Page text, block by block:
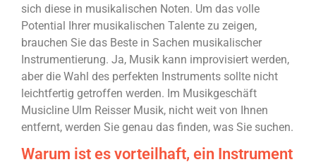
sich diese in musikalischen Noten. Um das volle
Potential Ihrer musikalischen Talente zu zeigen,
brauchen Sie das Beste in Sachen musikalischer
Instrumentierung. Ja, Musik kann improvisiert werden,
aber die Wahl des perfekten Instruments sollte nicht
leichtfertig getroffen werden. Im Musikgeschäft
Musicline Ulm Reisser Musik, nicht weit von Ihnen
entfernt, werden Sie genau das finden, was Sie suchen.
Warum ist es vorteilhaft, ein Instrument